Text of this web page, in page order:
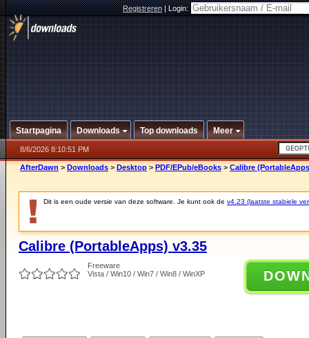
Registreren|Login:
Startpagina Downloads Top downloads Meer
8/6/2026 8:10:51 PM
AfterDawn > Downloads > Desktop > PDF/EPub/eBooks > Calibre
Dit is een oude versie van deze software. Je kunt ook de v4.23 (laatste stabiele
Calibre (PortableApps) v3.35
Freeware
Vista / Win10 / Win7 / Win8 / WinXP